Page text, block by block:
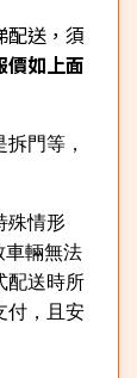
配送，須
價如上面
門等，
殊情形
車輛無法
配送時所
付，且安